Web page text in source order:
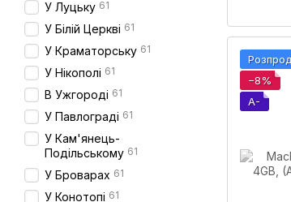
−8%
A-
У Луцьку 61
У Білій Церкві 61
У Краматорську 61
У Нікополі 61
В Ужгороді 61
У Павлограді 61
У Кам'янець-
Подільському 61
У Броварах 61
У Конотопі 61